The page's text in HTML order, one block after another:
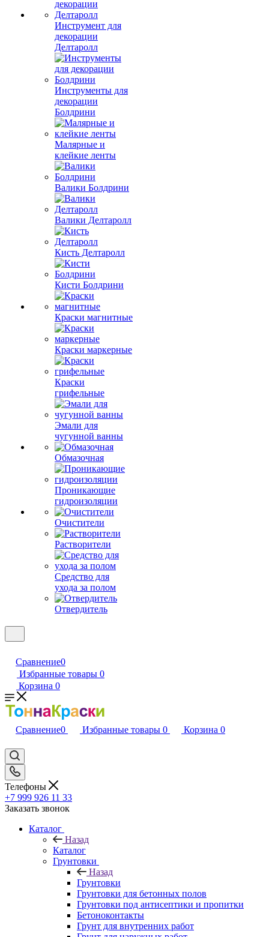
Инструмент для
декорации
Делтаролл
Инструменты для
декорации
Болдрини
Малярные и
клейкие ленты
Валики Болдрини
Валики Делтаролл
Кисть Делтаролл
Кисти Болдрини
Краски магнитные
Краски маркерные
Краски
грифельные
Эмали для
чугунной ванны
Обмазочная
Проникающие
гидроизоляции
Очистители
Растворители
Средство для
ухода за полом
Отвердитель
Сравнение0
Избранные товары 0
Корзина 0
Сравнение0 Избранные товары 0 Корзина 0
Телефоны
+7 999 926 11 33
Заказать звонок
Каталог
Назад
Каталог
Грунтовки
Назад
Грунтовки
Грунтовки для бетонных полов
Грунтовки под антисептики и пропитки
Бетоноконтакты
Грунт для внутренних работ